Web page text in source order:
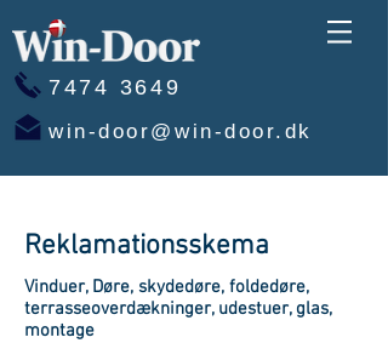
7474 3649
win-door@win-door.dk
Reklamationsskema
Vinduer, Døre, skydedøre, foldedøre,
terrasseoverdækninger, udestuer, glas,
montage